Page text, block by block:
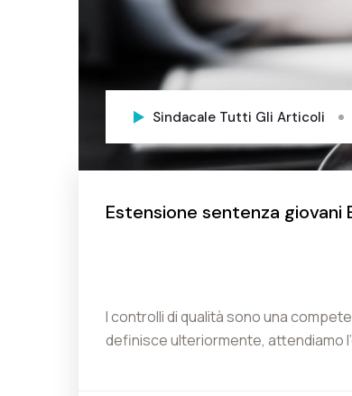
Sindacale Tutti Gli Articoli
Estensione sentenza giovani
I controlli di qualità sono una
definisce ulteriormente, attendiamo
8 Novembre 2020